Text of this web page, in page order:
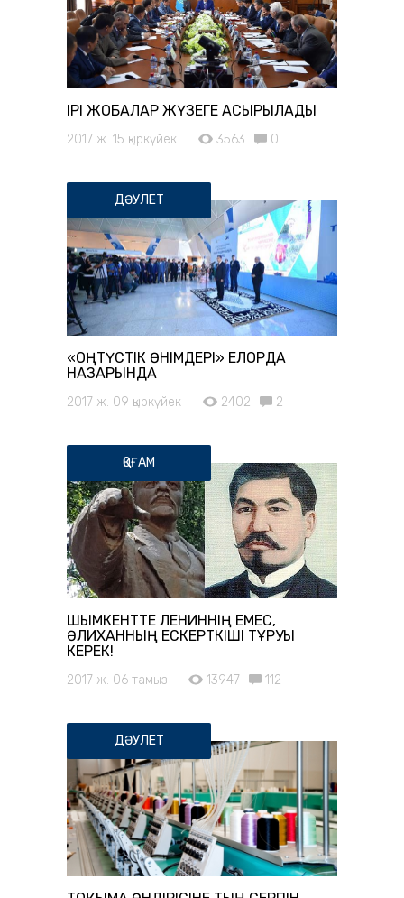
ІРІ ЖОБАЛАР ЖҮЗЕГЕ АСЫРЫЛАДЫ
2017 ж. 15 қыркүйек 3563 0
ДӘУЛЕТ
«ОҢТҮСТІК ӨНІМДЕРІ» ЕЛОРДА
НАЗАРЫНДА
2017 ж. 09 қыркүйек 2402 2
ҚОҒАМ
ШЫМКЕНТТЕ ЛЕНИННІҢ ЕМЕС,
ӘЛИХАННЫҢ ЕСКЕРТКІШІ ТҰРУЫ
КЕРЕК!
2017 ж. 06 тамыз 13947 112
ДӘУЛЕТ